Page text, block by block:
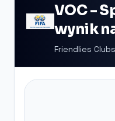
VOC -
wynik
Friendlies